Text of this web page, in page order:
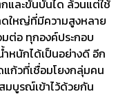
และขั้นบันได ล้วนแต่ใช้
ดใหญ่ที่มีความสูงหลาย
มต่อ ทุกองค์ประกอบ
หนักได้เป็นอย่างดี อีก
แก้วที่เชื่อมโยงกลุ่มคน
มบูรณ์เข้าไว้ด้วยกัน